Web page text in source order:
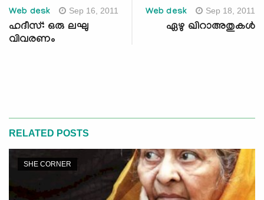
Web desk Sep 16, 2011
ഹദീസ്: ഒരു ലഘു
വിവരണം
Web desk Sep 18, 2011
ഏഴു ഖിറാഅതുകള്‍
RELATED POSTS
SHE CORNER